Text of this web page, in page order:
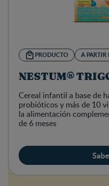
PRODUCTO A PARTIR
NESTUM®
Cereal infantil a base de
probióticos y más de 10
la alimentación
de 6 meses